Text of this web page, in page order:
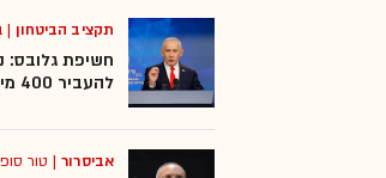
תקציב הביטחון |
חשיפת גלובס:
להעביר 400 מיליארד שקל לביטחון
אביסרור| טור